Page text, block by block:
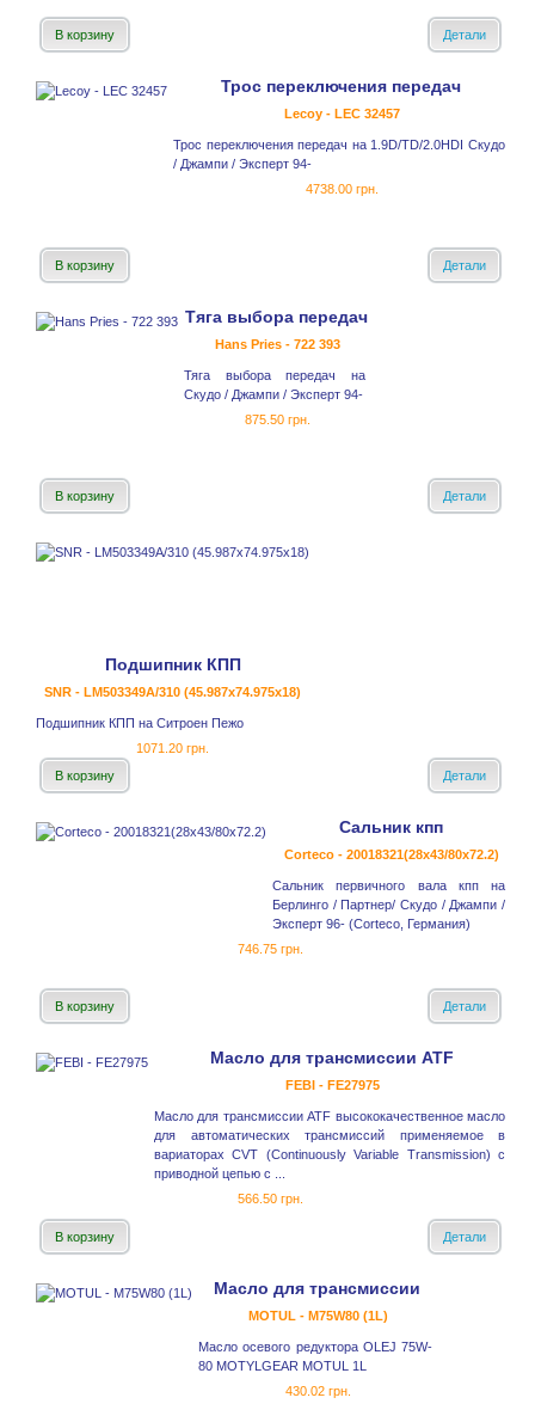
В корзину Детали
Трос переключения передач
Lecoy - LEC 32457
Трос переключения передач на 1.9D/TD/2.0HDI Скудо
/ Джампи / Эксперт 94-
4738.00 грн.
В корзину Детали
Тяга выбора передач
Hans Pries - 722 393
Тяга выбора передач на
Скудо / Джампи / Эксперт 94-
875.50 грн.
В корзину Детали
Подшипник КПП
SNR - LM503349A/310 (45.987x74.975x18)
Подшипник КПП на Ситроен Пежо
1071.20 грн.
В корзину
Детали
Сальник кпп
Corteco - 20018321(28x43/80x72.2)
Сальник первичного вала кпп на
Берлинго / Партнер/ Скудо / Джампи /
Эксперт 96- (Corteco, Германия)
746.75 грн.
В корзину Детали
Масло для трансмиссии ATF
FEBI - FE27975
Масло для трансмиссии ATF высококачественное масло
для автоматических трансмиссий применяемое в
вариаторах CVT (Continuously Variable Transmission) с
приводной цепью с ...
566.50 грн.
В корзину Детали
Масло для трансмиссии
MOTUL - M75W80 (1L)
Масло осевого редуктора OLEJ 75W-
80 MOTYLGEAR MOTUL 1L
430.02 грн.